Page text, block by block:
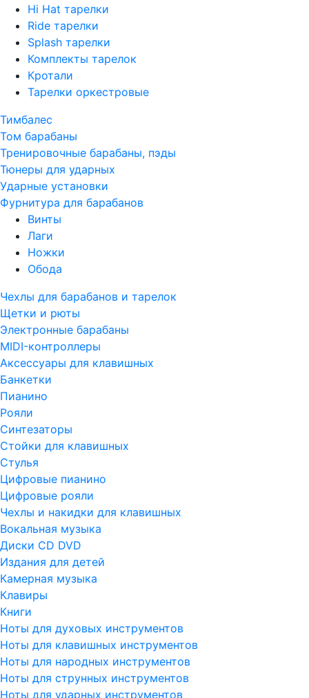
Hi Hat тарелки
Ride тарелки
Splash тарелки
Комплекты тарелок
Кротали
Тарелки оркестровые
Тимбалес
Том барабаны
Тренировочные барабаны, пэды
Тюнеры для ударных
Ударные установки
Фурнитура для барабанов
Винты
Лаги
Ножки
Обода
Чехлы для барабанов и тарелок
Щетки и рюты
Электронные барабаны
MIDI-контроллеры
Аксессуары для клавишных
Банкетки
Пианино
Рояли
Синтезаторы
Стойки для клавишных
Стулья
Цифровые пианино
Цифровые рояли
Чехлы и накидки для клавишных
Вокальная музыка
Диски CD DVD
Издания для детей
Камерная музыка
Клавиры
Книги
Ноты для духовых инструментов
Ноты для клавишных инструментов
Ноты для народных инструментов
Ноты для струнных инструментов
Ноты для ударных инструментов